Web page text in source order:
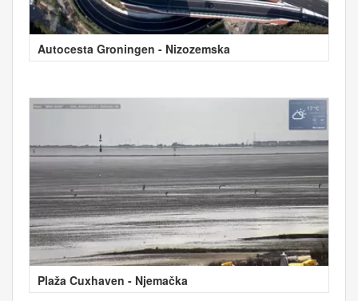
Autocesta Groningen - Nizozemska
Plaža Cuxhaven - Njemačka